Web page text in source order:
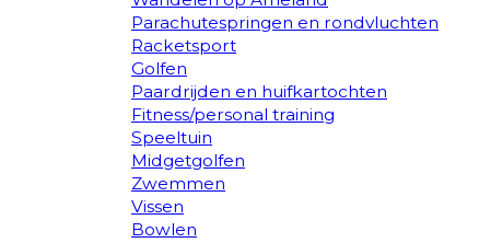
Parachutespringen en rondvluchten
Racketsport
Golfen
Paardrijden en huifkartochten
Fitness/personal training
Speeltuin
Midgetgolfen
Zwemmen
Vissen
Bowlen